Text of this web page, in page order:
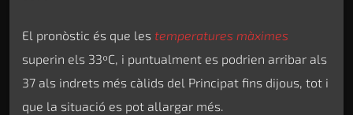
El pronòstic és que les temperatures màximes
superin els 33ºC, i puntualment es podrien arribar als
37 als indrets més càlids del Principat fins dijous, tot i
que la situació es pot allargar més.